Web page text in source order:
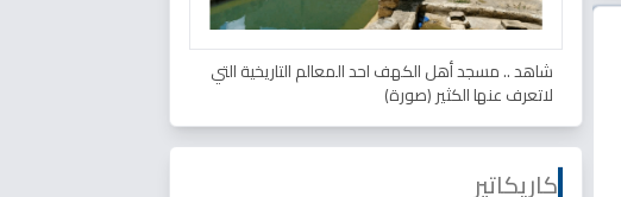
شاهد .. مسجد أهل الكهف احد المعالم التاريخية التي
لاتعرف عنها الكثير (صورة)
كاريكاتير